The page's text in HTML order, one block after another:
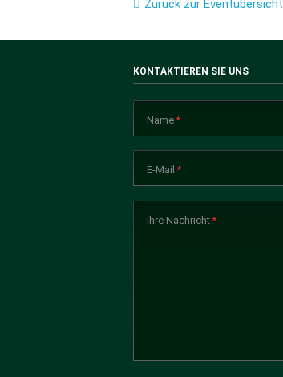
Zurück zur Eventübersicht
KONTAKTIEREN SIE UNS
Pflichtfeld
Name*
Pflichtfeld
E-Mail *
Pflichtfeld
Ihre Nachricht*